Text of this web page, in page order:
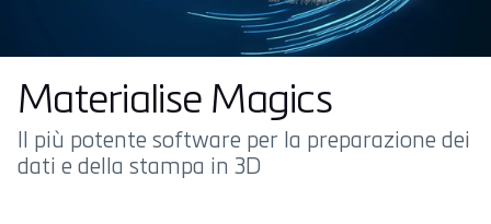
Materialise Magics
Il più potente software per la preparazione dei
dati e della stampa in 3D